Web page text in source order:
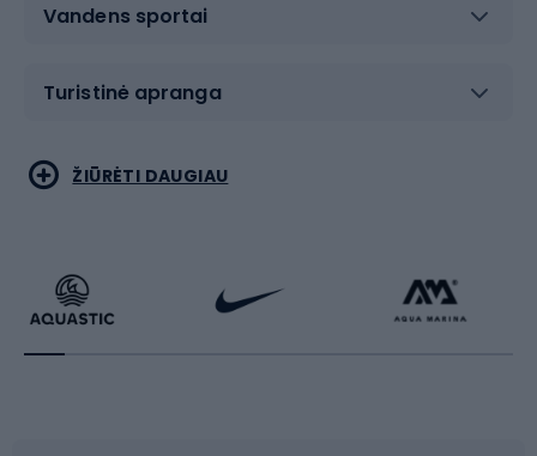
Vandens sportai
Turistinė apranga
Bėgimas
Dviratininkų apranga
Koviniai sportai
Rakečių sportas
ŽIŪRĖTI DAUGIAU